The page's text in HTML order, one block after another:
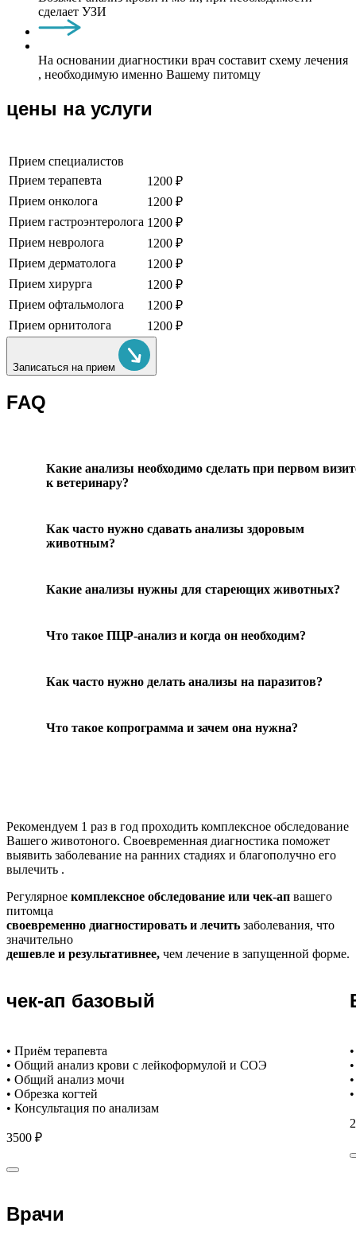
сделает УЗИ
На основании диагностики врач составит схему лечения
, необходимую именно Вашему питомцу
цены на услуги
Прием специалистов
Прием терапевта
1200 ₽
Прием онколога
1200 ₽
Прием гастроэнтеролога 1200 ₽
Прием невролога
1200 ₽
Прием дерматолога
1200 ₽
Прием хирурга
1200 ₽
Прием офтальмолога
1200 ₽
Прием орнитолога
1200 ₽
Записаться на прием
FAQ
Какие анализы необходимо сделать при первом
к ветеринару?
Как часто нужно сдавать анализы здоровым
животным?
Какие анализы нужны для стареющих животных?
Что такое ПЦР-анализ и когда он необходим?
Как часто нужно делать анализы на паразитов?
Что такое копрограмма и зачем она нужна?
Рекомендуем 1 раз в год проходить комплексное обследование
Вашего животоного. Своевременная диагностика поможет
выявить заболевание на ранних стадиях и благополучно его
вылечить .
Регулярное комплексное обследование или чек-ап вашего
питомца
своевременно диагностировать и лечить заболевания, что
значительно
дешевле и результативнее, чем лечение в запущенной форме.
чек-ап базовый
• Приём терапевта
• Общий анализ крови с лейкоформулой и СОЭ
• Общий анализ мочи
• Обрезка когтей
• Консультация по анализам
3500 ₽
Врачи